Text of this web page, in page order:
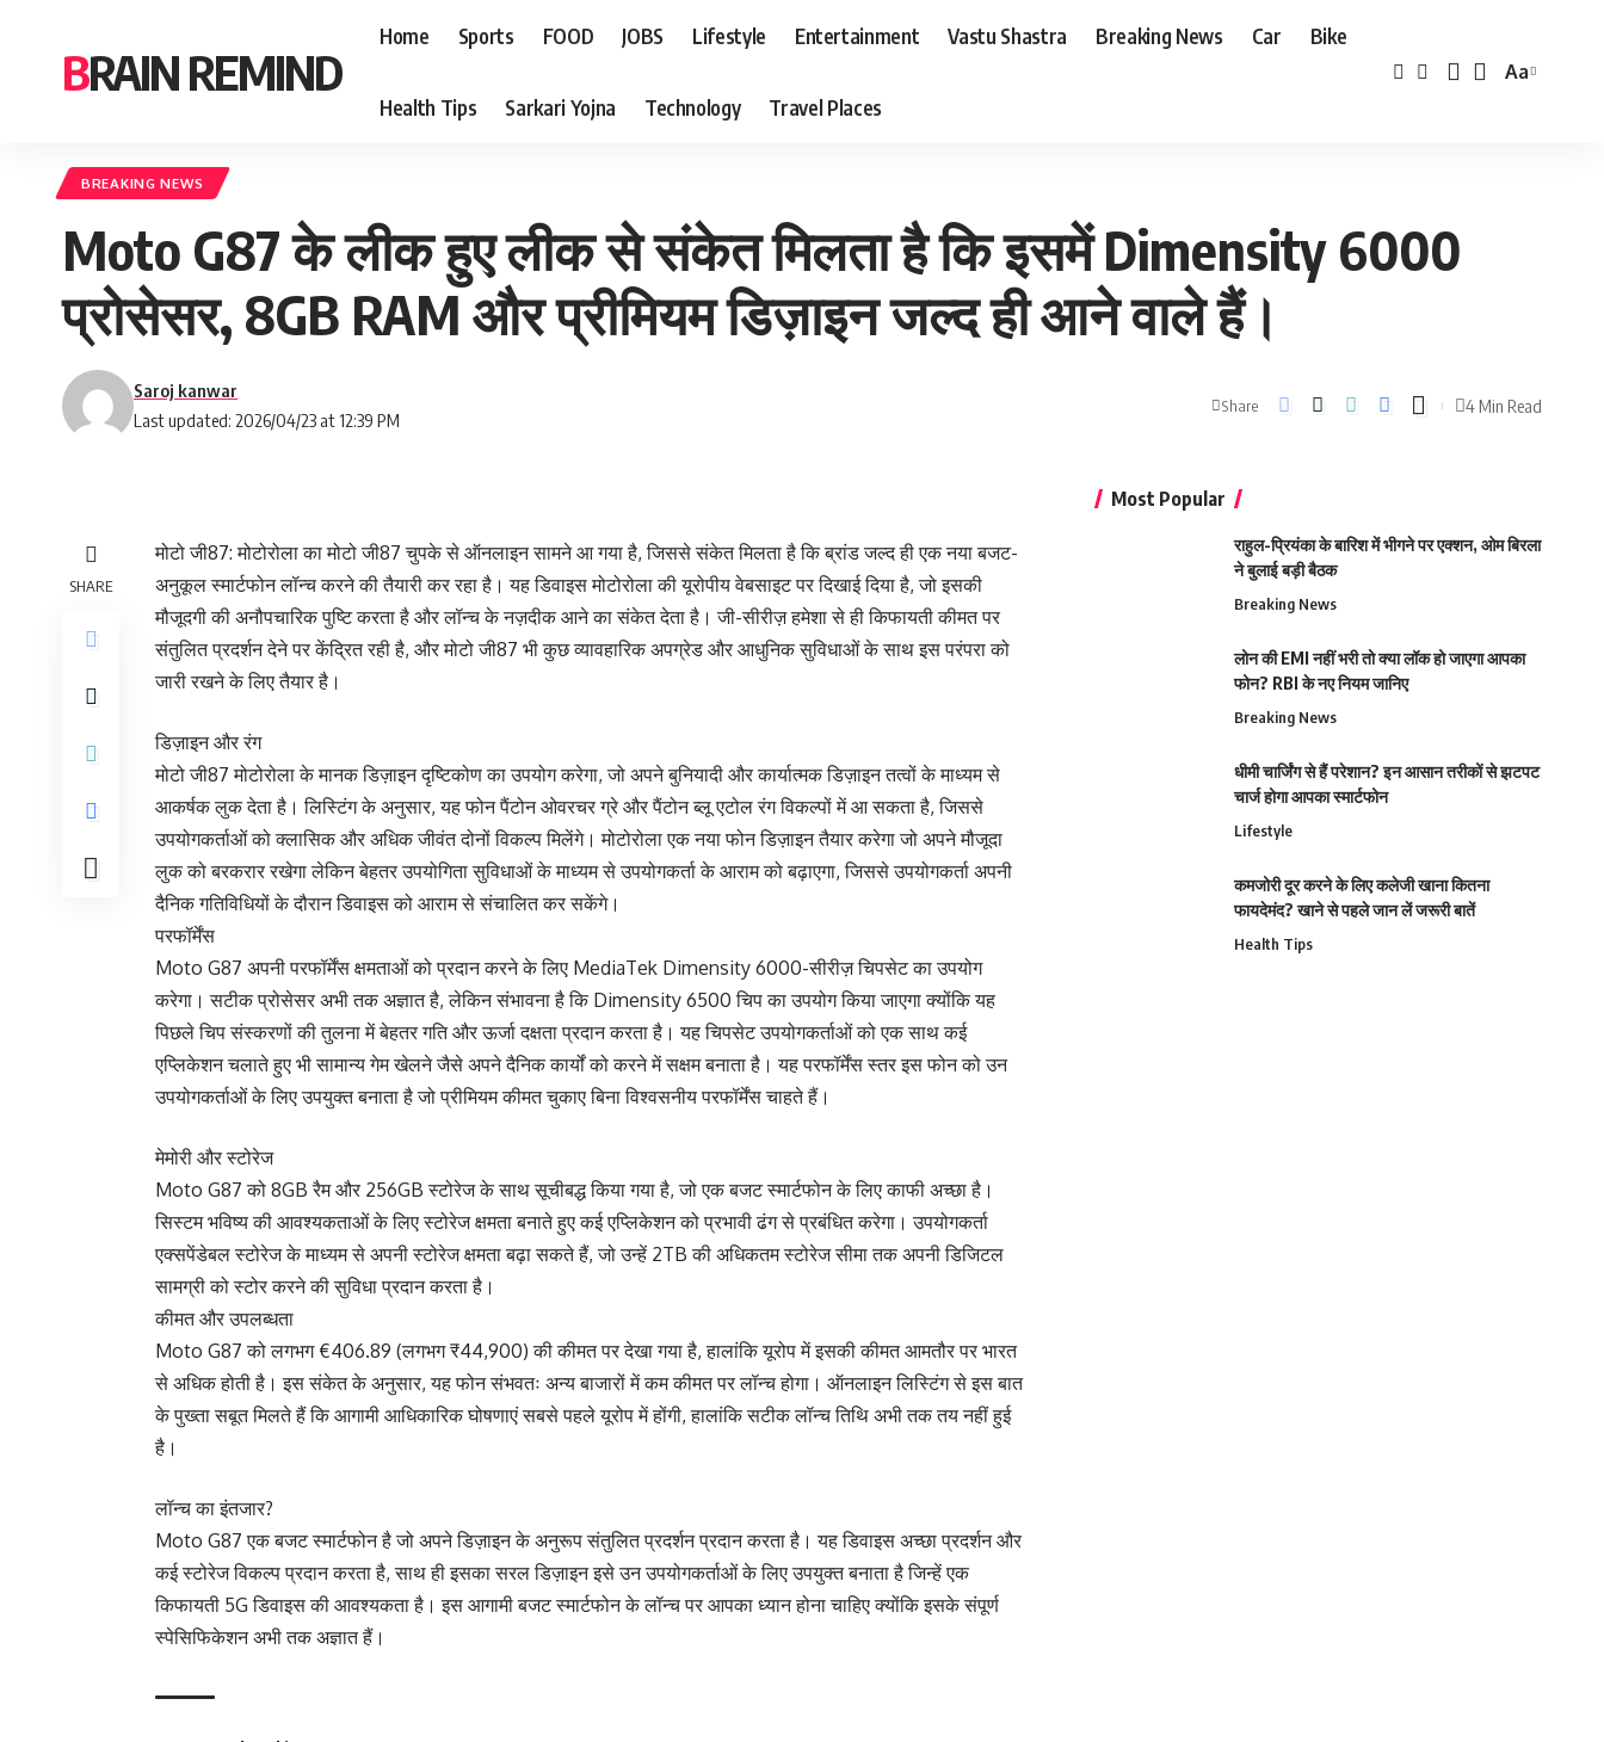
BRAIN REMIND
Home Sports FOOD JOBS Lifestyle Entertainment Vastu Shastra Breaking News Car Bike
Health Tips Sarkari Yojna Technology Travel Places
Font
Aa
BREAKING NEWS
Moto G87 के लीक हुए लीक से संकेत मिलता है कि इसमें Dimensity 6000
प्रोसेसर, 8GB RAM और प्रीमियम डिज़ाइन जल्द ही आने वाले हैं।
Last updated: 2026/04/23 at 12:39 PM
Saroj kanwar
Share 4 Min Read
SHARE
मोटो जी87: मोटोरोला का मोटो जी87 चुपके से ऑनलाइन सामने आ गया है, जिससे संकेत मिलता है कि ब्रांड जल्द ही एक नया बजट-
अनुकूल स्मार्टफोन लॉन्च करने की तैयारी कर रहा है। यह डिवाइस मोटोरोला की यूरोपीय वेबसाइट पर दिखाई दिया है, जो इसकी
मौजूदगी की अनौपचारिक पुष्टि करता है और लॉन्च के नज़दीक आने का संकेत देता है। जी-सीरीज़ हमेशा से ही किफायती कीमत पर
संतुलित प्रदर्शन देने पर केंद्रित रही है, और मोटो जी87 भी कुछ व्यावहारिक अपग्रेड और आधुनिक सुविधाओं के साथ इस परंपरा को
जारी रखने के लिए तैयार है।
डिज़ाइन और रंग
मोटो जी87 मोटोरोला के मानक डिज़ाइन दृष्टिकोण का उपयोग करेगा, जो अपने बुनियादी और कार्यात्मक डिज़ाइन तत्वों के माध्यम से
आकर्षक लुक देता है। लिस्टिंग के अनुसार, यह फोन पैंटोन ओवरचर ग्रे और पैंटोन ब्लू एटोल रंग विकल्पों में आ सकता है, जिससे
उपयोगकर्ताओं को क्लासिक और अधिक जीवंत दोनों विकल्प मिलेंगे। मोटोरोला एक नया फोन डिज़ाइन तैयार करेगा जो अपने मौजूदा
लुक को बरकरार रखेगा लेकिन बेहतर उपयोगिता सुविधाओं के माध्यम से उपयोगकर्ता के आराम को बढ़ाएगा, जिससे उपयोगकर्ता अपनी
दैनिक गतिविधियों के दौरान डिवाइस को आराम से संचालित कर सकेंगे।
परफॉर्मेंस
Moto G87 अपनी परफॉर्मेंस क्षमताओं को प्रदान करने के लिए MediaTek Dimensity 6000-सीरीज़ चिपसेट का उपयोग
करेगा। सटीक प्रोसेसर अभी तक अज्ञात है, लेकिन संभावना है कि Dimensity 6500 चिप का उपयोग किया जाएगा क्योंकि यह
पिछले चिप संस्करणों की तुलना में बेहतर गति और ऊर्जा दक्षता प्रदान करता है। यह चिपसेट उपयोगकर्ताओं को एक साथ कई
एप्लिकेशन चलाते हुए भी सामान्य गेम खेलने जैसे अपने दैनिक कार्यों को करने में सक्षम बनाता है। यह परफॉर्मेंस स्तर इस फोन को उन
उपयोगकर्ताओं के लिए उपयुक्त बनाता है जो प्रीमियम कीमत चुकाए बिना विश्वसनीय परफॉर्मेंस चाहते हैं।
मेमोरी और स्टोरेज
Moto G87 को 8GB रैम और 256GB स्टोरेज के साथ सूचीबद्ध किया गया है, जो एक बजट स्मार्टफोन के लिए काफी अच्छा है।
सिस्टम भविष्य की आवश्यकताओं के लिए स्टोरेज क्षमता बनाते हुए कई एप्लिकेशन को प्रभावी ढंग से प्रबंधित करेगा। उपयोगकर्ता
एक्सपेंडेबल स्टोरेज के माध्यम से अपनी स्टोरेज क्षमता बढ़ा सकते हैं, जो उन्हें 2TB की अधिकतम स्टोरेज सीमा तक अपनी डिजिटल
सामग्री को स्टोर करने की सुविधा प्रदान करता है।
कीमत और उपलब्धता
Moto G87 को लगभग €406.89 (लगभग ₹44,900) की कीमत पर देखा गया है, हालांकि यूरोप में इसकी कीमत आमतौर पर भारत
से अधिक होती है। इस संकेत के अनुसार, यह फोन संभवतः अन्य बाजारों में कम कीमत पर लॉन्च होगा। ऑनलाइन लिस्टिंग से इस बात
के पुख्ता सबूत मिलते हैं कि आगामी आधिकारिक घोषणाएं सबसे पहले यूरोप में होंगी, हालांकि सटीक लॉन्च तिथि अभी तक तय नहीं हुई
है।
लॉन्च का इंतजार?
Moto G87 एक बजट स्मार्टफोन है जो अपने डिज़ाइन के अनुरूप संतुलित प्रदर्शन प्रदान करता है। यह डिवाइस अच्छा प्रदर्शन और
कई स्टोरेज विकल्प प्रदान करता है, साथ ही इसका सरल डिज़ाइन इसे उन उपयोगकर्ताओं के लिए उपयुक्त बनाता है जिन्हें एक
किफायती 5G डिवाइस की आवश्यकता है। इस आगामी बजट स्मार्टफोन के लॉन्च पर आपका ध्यान होना चाहिए क्योंकि इसके संपूर्ण
स्पेसिफिकेशन अभी तक अज्ञात हैं।
Most Popular
राहुल-प्रियंका के बारिश में भीगने पर एक्शन, ओम बिरला
ने बुलाई बड़ी बैठक
Breaking News
लोन की EMI नहीं भरी तो क्या लॉक हो जाएगा आपका
फोन? RBI के नए नियम जानिए
Breaking News
धीमी चार्जिंग से हैं परेशान? इन आसान तरीकों से झटपट
चार्ज होगा आपका स्मार्टफोन
Lifestyle
कमजोरी दूर करने के लिए कलेजी खाना कितना
फायदेमंद? खाने से पहले जान लें जरूरी बातें
Health Tips